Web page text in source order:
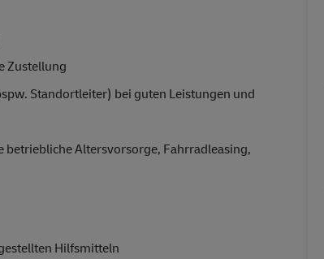
Zustellung
Standortleiter) bei guten Leistungen und
betriebliche Altersvorsorge, Fahrradleasing,
Hilfsmitteln